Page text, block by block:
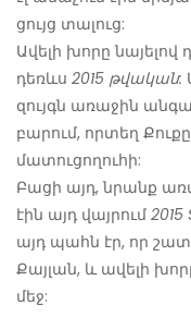
ցույց տալուց:
Ավելի խորը նայելով
դեռևս 2015 թվական:
զույգն առաջին
բարում, որտեղ
մատուցողուհի:
Բացի այդ, նրանք
էին այդ վայրում 2015
այդ պահն էր, որ
Քայլան, և ավելի
մեջ: